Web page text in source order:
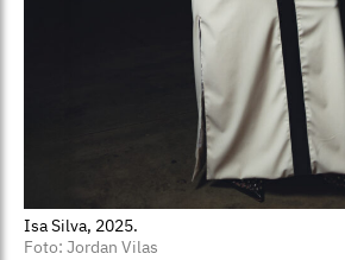
Isa Silva, 2025.
Foto: Jordan Vilas